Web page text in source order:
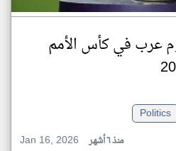
نجوم عرب في كأس الأمم
Politics
Jan 16, 2026
منذ ٦ أشهر